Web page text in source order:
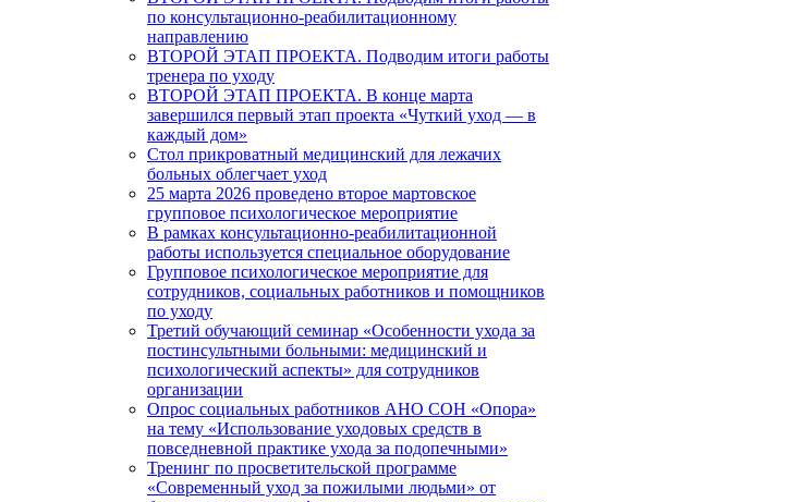
по консультационно-реабилитационному
направлению
ВТОРОЙ ЭТАП ПРОЕКТА. Подводим итоги работы
тренера по уходу
ВТОРОЙ ЭТАП ПРОЕКТА. В конце марта
завершился первый этап проекта «Чуткий уход — в
каждый дом»
Стол прикроватный медицинский для лежачих
больных облегчает уход
25 марта 2026 проведено второе мартовское
групповое психологическое мероприятие
В рамках консультационно-реабилитационной
работы используется специальное оборудование
Групповое психологическое мероприятие для
сотрудников, социальных работников и помощников
по уходу
Третий обучающий семинар «Особенности ухода за
постинсультными больными: медицинский и
психологический аспекты» для сотрудников
организации
Опрос социальных работников АНО СОН «Опора»
на тему «Использование уходовых средств в
повседневной практике ухода за подопечными»
Тренинг по просветительской программе
«Современный уход за пожилыми людьми» от